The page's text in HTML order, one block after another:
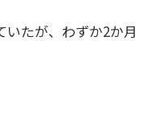
たが、わずか2か月